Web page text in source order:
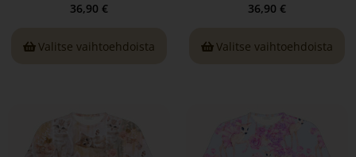
36,90 €
Valitse vaihtoehdoista
36,90 €
Valitse vaihtoehdoista